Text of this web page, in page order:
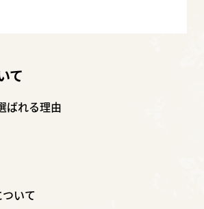
て
ばれる理由
いて